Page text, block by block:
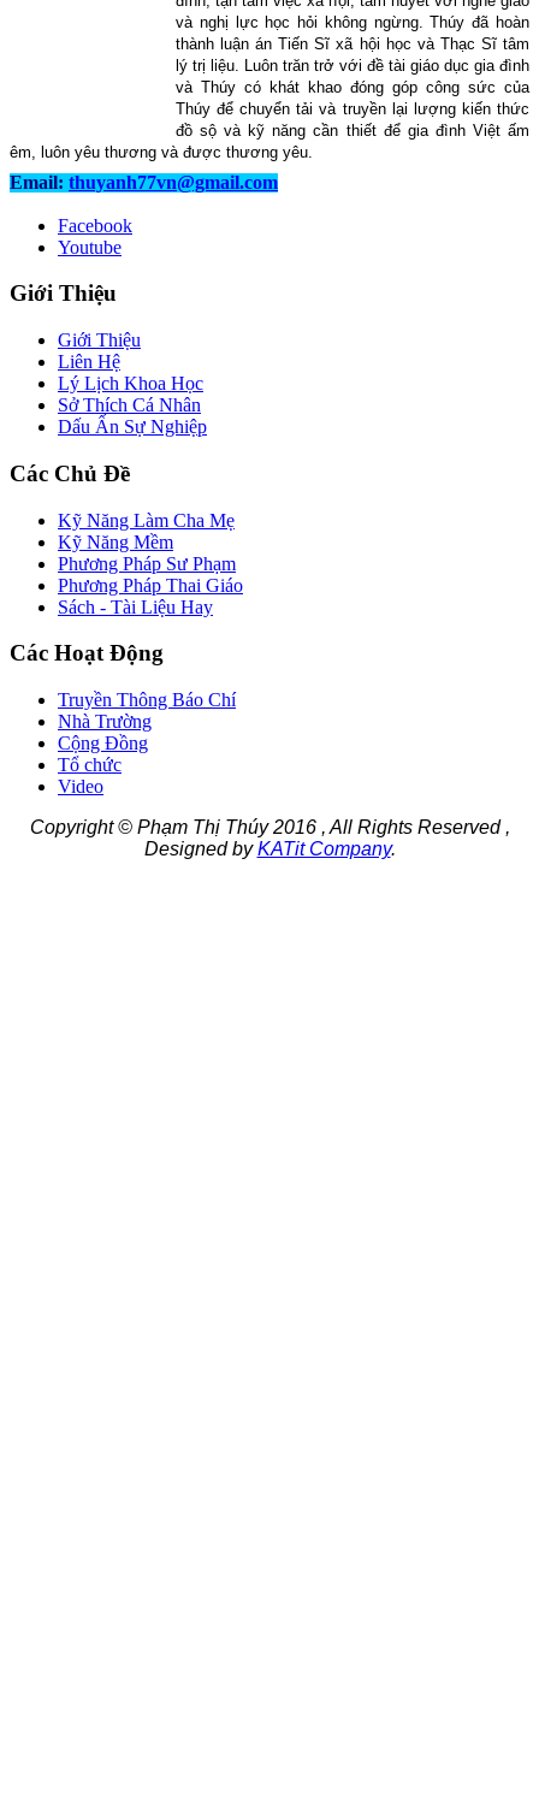
và nghị lực học hỏi không ngừng. Thúy đã hoàn
thành luận án Tiến Sĩ xã hội học và Thạc Sĩ tâm
lý trị liệu. Luôn trăn trở với đề tài giáo dục gia đình
và Thúy có khát khao đóng góp công sức của
Thúy để chuyển tải và truyền lại lượng kiến thức
đồ sộ và kỹ năng cần thiết để gia đình Việt ấm
êm, luôn yêu thương và được thương yêu.
Email: thuyanh77vn@gmail.com
Facebook
Youtube
Giới Thiệu
Giới Thiệu
Liên Hệ
Lý Lịch Khoa Học
Sở Thích Cá Nhân
Dấu Ấn Sự Nghiệp
Các Chủ Đề
Kỹ Năng Làm Cha Mẹ
Kỹ Năng Mềm
Phương Pháp Sư Phạm
Phương Pháp Thai Giáo
Sách - Tài Liệu Hay
Các Hoạt Động
Truyền Thông Báo Chí
Nhà Trường
Cộng Đồng
Tổ chức
Video
Copyright © Phạm Thị Thúy 2016 , All Rights Reserved ,
Designed byKATit Company.